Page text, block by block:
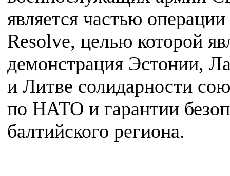
является частью
Resolve, целью которой
демонстрация Эстонии,
и Литве солидарности
по НАТО и гарантии
балтийского региона.